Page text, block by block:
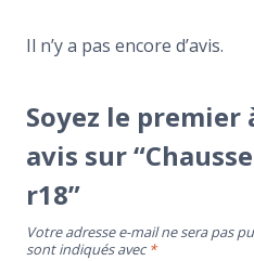
Il n’y a pas encore d’avis.
Soyez le
avis sur
r18”
Votre adresse e-mail ne sera pas
sont indiqués avec*